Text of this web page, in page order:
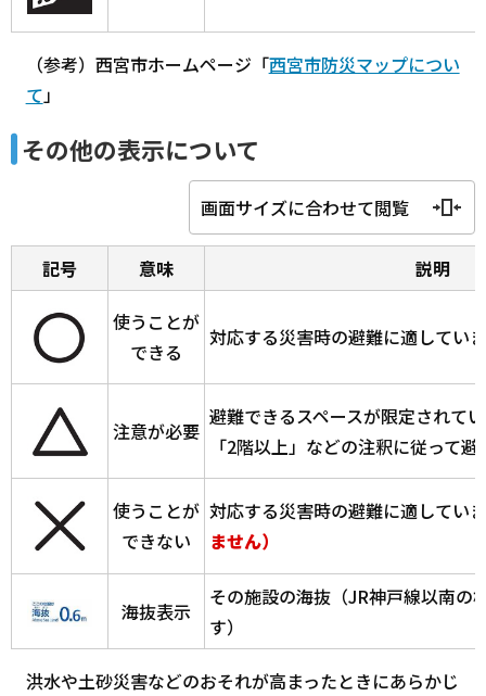
（参考）西宮市ホームページ「西宮市防災マップについ
て 」
その他の表示について
画面サイズに合わせて閲覧
記号 意味 説明
使うことが
できる
対応する災害時の避難に適してい
注意が必要
避難できるスペースが限定されて
「2階以上」などの注釈に従って
使うことが
できない
対応する災害時の避難に適してい
ません）
海抜表示
その施設の海抜（JR神戸線以南の
す）
洪水や土砂災害などのおそれが高まったときにあらかじ